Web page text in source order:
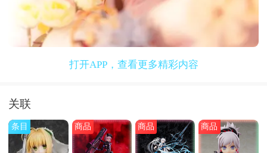
打开APP，查看更多精彩内容
关联
条目 商品 商品 商品